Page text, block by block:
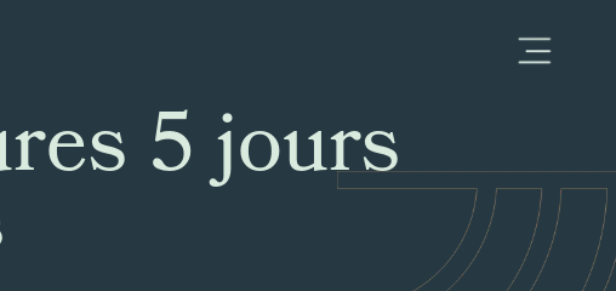
5 jours